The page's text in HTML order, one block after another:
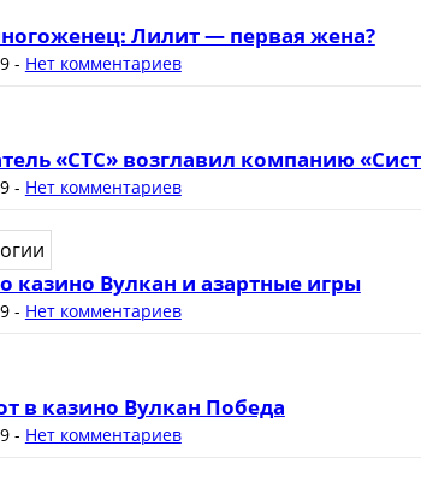
Лилит — первая жена?
- Нет комментариев
«СТС» возглавил компанию
- Нет комментариев
казино Вулкан и азартные игры
- Нет комментариев
в казино Вулкан Победа
- Нет комментариев